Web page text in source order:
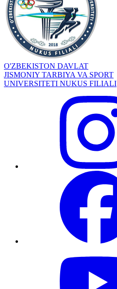
O'ZBEKISTON DAVLAT
JISMONIY TARBIYA VA SPORT
UNIVERSITETI NUKUS FILIALI